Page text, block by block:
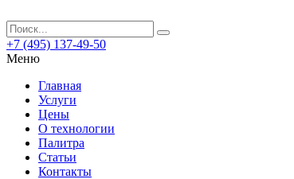
+7 (495) 137-49-50
Меню
Главная
Услуги
Цены
О технологии
Палитра
Статьи
Контакты